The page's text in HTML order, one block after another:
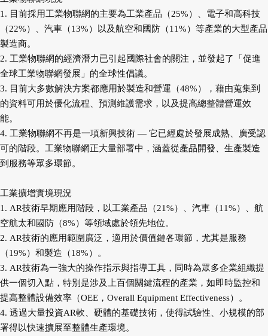
1. 目前採用工業物聯網的主要為工業產品（25%）、電子和高科技
（22%）、汽車（13%）以及航空和國防（11%）等產業的大型產品
製造商。
2. 工業物聯網的經濟潛力已引起國際社會的關注，並發起了「促進
全球工業物聯網發展」的全球性倡議。
3. 目前大多數解決方案都應用於製造和營運（48%），藉由蒐集到
的資料可用於優化流程、預測維護需求，以及提高總整體營運效
能。
4. 工業物聯網不再是一項新興技術 — 它已經處於發展成熟、廣受認
可的階段。工業物聯網正大量部署中，涵蓋從產品開發、生產製造
到服務等眾多環節。
工業擴增實境現況
1. AR技術早期應用階段，以工業產品（21%）、汽車（11%）、航
空航太和國防（8%）等領域處於領先地位。
2. AR技術的應用範圍廣泛，適用於價值鏈各環節，尤其是服務
（19%）和製造（18%）。
3. AR技術為一強大的操作指示與指導工具，同時為眾多企業組織提
供一個切入點，特別是涉及上百個關鍵流程的產業，如即時監控和
提高整體設備效率（OEE，Overall Equipment Effectiveness）。
4. 透過大量投資AR軟、硬體的基礎技術，使得試驗性、小規模的部
署得以快速擴展至整體生產環境。